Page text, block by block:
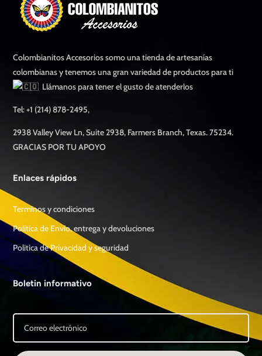
Colombianitos Accesorios somo una tienda de artesanías
colombianas y tenemos una gran variedad de productos para ti
Llámanos para tener el gusto de atenderlos
Tel: +1 (214) 878-2495,
2938 Valley View Ln, Suite 2938, Farmers Branch, Texas. 75234.
GRACIAS POR TU APOYO
Enlaces rápidos
Terminos y condiciones
Política de Envío, entrega y devoluciones
Politica de Privacidad y seguridad
Boletin informativo